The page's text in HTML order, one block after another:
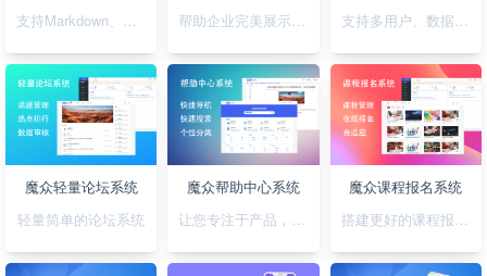
支持Markdown、图表、脑图、富文本的文档管理系统
帮助企业完美展示自己的形象
支持多用户、数据统计、API对接的短链接系统
魔众轻量论坛系统
轻量简单的论坛系统
魔众帮助中心系统
让您专注于产品，无需为帮助中心的建设担忧
魔众课程报名系统
搭建更好的课程报名系统